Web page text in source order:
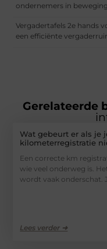
ondernemers in beweging
Vergadertafels 2e hands
een efficiënte
Gerelateerde
Wat gebeurt er als je
kilometerregistratie
Een correcte km
wie veel onderweg is.
wordt vaak onderschat.
Lees verder ➜